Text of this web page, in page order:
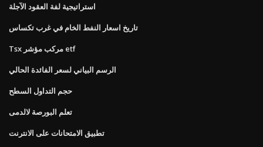
استراتيجية لفة العقود الآجلة
تاريخ اسعار النفط الخام في غرب تكساس
Tsx مركب مؤشر etf
الرسم البياني لسعر الفائدة الحالي
حجم التداول السطح
تعلم البورصة لالدمى
تطبيق الامتحانات على الانترنت